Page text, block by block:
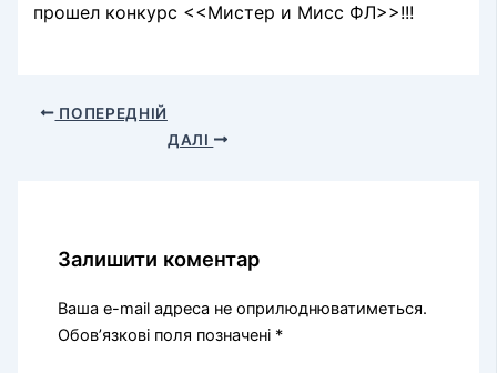
прошел конкурс <<Мистер и Мисс ФЛ>>!!!
ПОПЕРЕДНІЙ
ДАЛІ
Залишити коментар
Ваша e-mail адреса не оприлюднюватиметься.
Обов’язкові поля позначені *